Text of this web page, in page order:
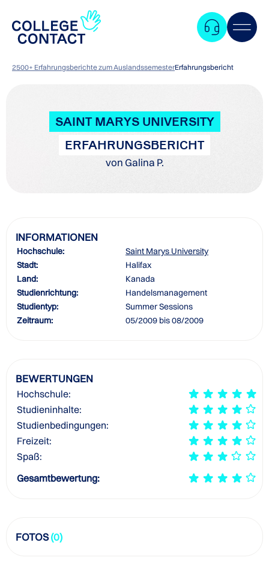
2500+ Erfahrungsberichte zum AuslandssemesterErfahrungsbericht
SAINT MARYS UNIVERSITY
ERFAHRUNGSBERICHT
von Galina P.
INFORMATIONEN
Hochschule:
Saint Marys University
Stadt:
Halifax
Land:
Kanada
Studienrichtung:
Handelsmanagement
Studientyp:
Summer Sessions
Zeitraum:
05/2009 bis 08/2009
BEWERTUNGEN
Hochschule:
Studieninhalte:
Studienbedingungen:
Freizeit:
Spaß:
Gesamtbewertung:
FOTOS(0)